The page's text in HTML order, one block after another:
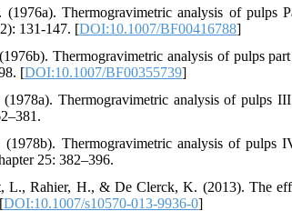
Thermogravimetric analysis of pulps
131-147. [DOI:10.1007/BF00416788]
Thermogravimetric analysis of pulps
[DOI:10.1007/BF00355739]
Thermogravimetric analysis of pulps
Thermogravimetric analysis of pulps
25: 382–396.
L., Rahier, H., & De Clerck, K. (2013). The
DOI:10.1007/s10570-013-9936-0]